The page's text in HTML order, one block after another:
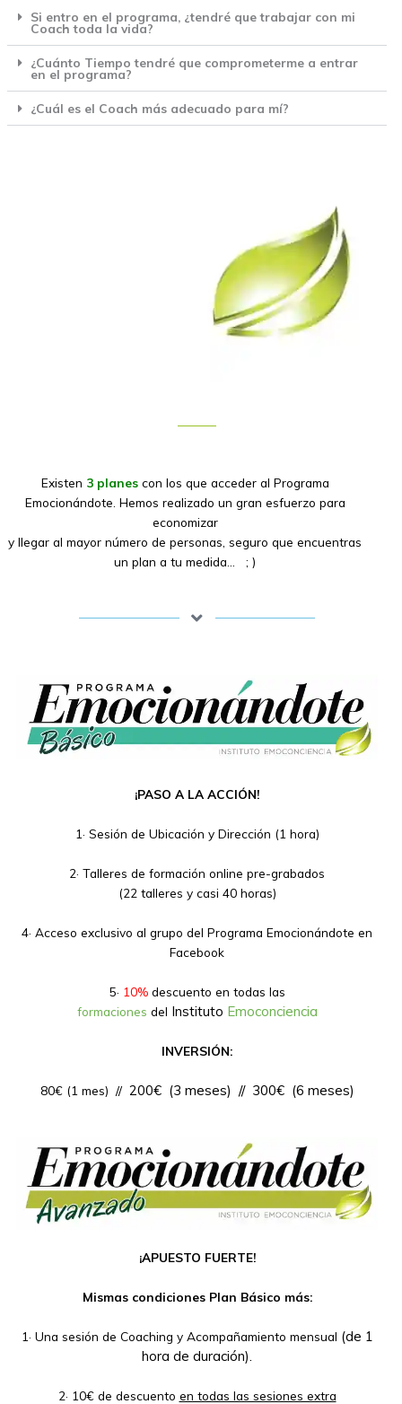
Si entro en el programa, ¿tendré que trabajar con mi
Coach toda la vida?
¿Cuánto Tiempo tendré que comprometerme a entrar
en el programa?
¿Cuál es el Coach más adecuado para mí?
Existen 3 planes con los que acceder al Programa
Emocionándote. Hemos realizado un gran esfuerzo para
economizar
y llegar al mayor número de personas, seguro que encuentras
un plan a tu medida… ; )
¡PASO A LA ACCIÓN!
1· Sesión de Ubicación y Dirección (1 hora)
2· Talleres de formación online pre-grabados
(22 talleres y casi 40 horas)
4· Acceso exclusivo al grupo del Programa Emocionándote en
Facebook
5· 10%descuento en todas las
formaciones del Instituto Emoconciencia
INVERSIÓN:
80€ (1 mes) // 200€ (3 meses) // 300€ (6 meses)
¡APUESTO FUERTE!
Mismas condiciones Plan Básico más:
1· Una sesión de Coaching y Acompañamiento mensual (de 1
hora de duración).
2· 10€ de descuento en todas las sesiones extra